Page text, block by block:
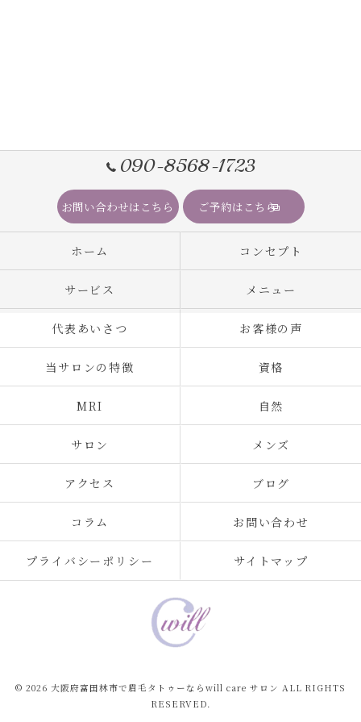
090-8568-1723
お問い合わせはこちら ご予約はこちら
ホーム コンセプト
サービス メニュー
代表あいさつ お客様の声
当サロンの特徴 資格
MRI 自然
サロン メンズ
アクセス ブログ
コラム お問い合わせ
プライバシーポリシー サイトマップ
© 2026 大阪府富田林市で眉毛タトゥーならwill care サロン ALL RIGHTS
RESERVED.